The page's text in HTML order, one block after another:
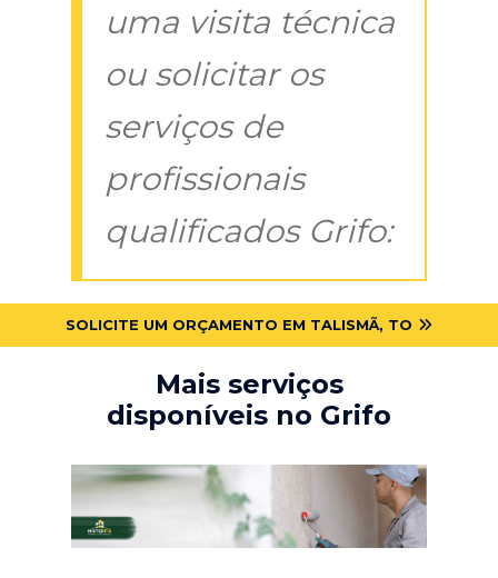
uma visita técnica
ou solicitar os
serviços de
profissionais
qualificados Grifo:
SOLICITE UM ORÇAMENTO EM TALISMÃ, TO
Mais serviços
disponíveis no Grifo